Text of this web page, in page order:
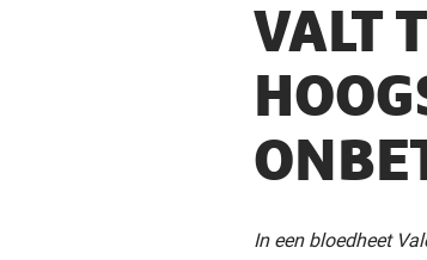
VALT
In een bloedheet